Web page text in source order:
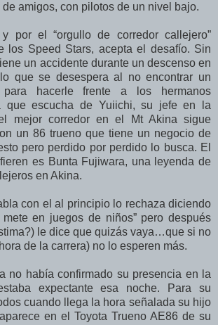
amigos, con pilotos de un nivel bajo.
por el “orgullo de corredor callejero”
los Speed Stars, acepta el desafío. Sin
un accidente durante un descenso en
que se desespera al no encontrar un
hacerle frente a los hermanos
que escucha de Yuiichi, su jefe en la
mejor corredor en el Mt Akina sigue
un 86 trueno que tiene un negocio de
pero perdido por perdido lo busca. El
es Bunta Fujiwara, una leyenda de
en Akina.
con el al principio lo rechaza diciendo
en juegos de niños” pero después
le dice que quizás vaya…que si no
de la carrera) no lo esperen más.
no había confirmado su presencia en la
expectante esa noche. Para su
cuando llega la hora señalada su hijo
en el Toyota Trueno AE86 de su